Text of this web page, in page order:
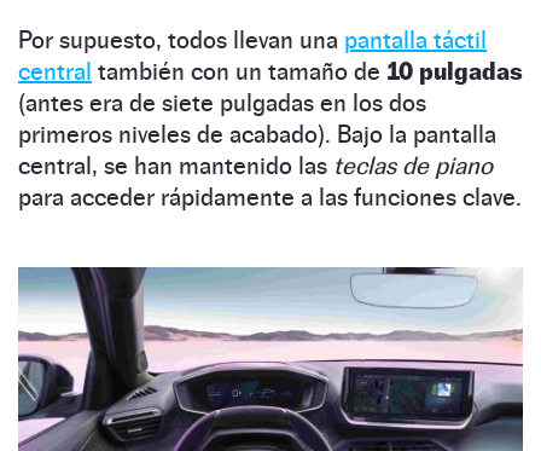
Por supuesto, todos llevan una pantalla táctil
central también con un tamaño de 10 pulgadas
(antes era de siete pulgadas en los dos
primeros niveles de acabado). Bajo la pantalla
central, se han mantenido las teclas de piano
para acceder rápidamente a las funciones clave.